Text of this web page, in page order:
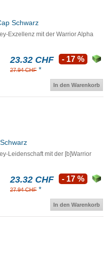
Schwarz
Exzellenz mit der Warrior Alpha
23.32 CHF
27.94 CHF *
- 17 %
In den Warenkorb
Leidenschaft mit der [b]Warrior
23.32 CHF
27.94 CHF *
- 17 %
In den Warenkorb